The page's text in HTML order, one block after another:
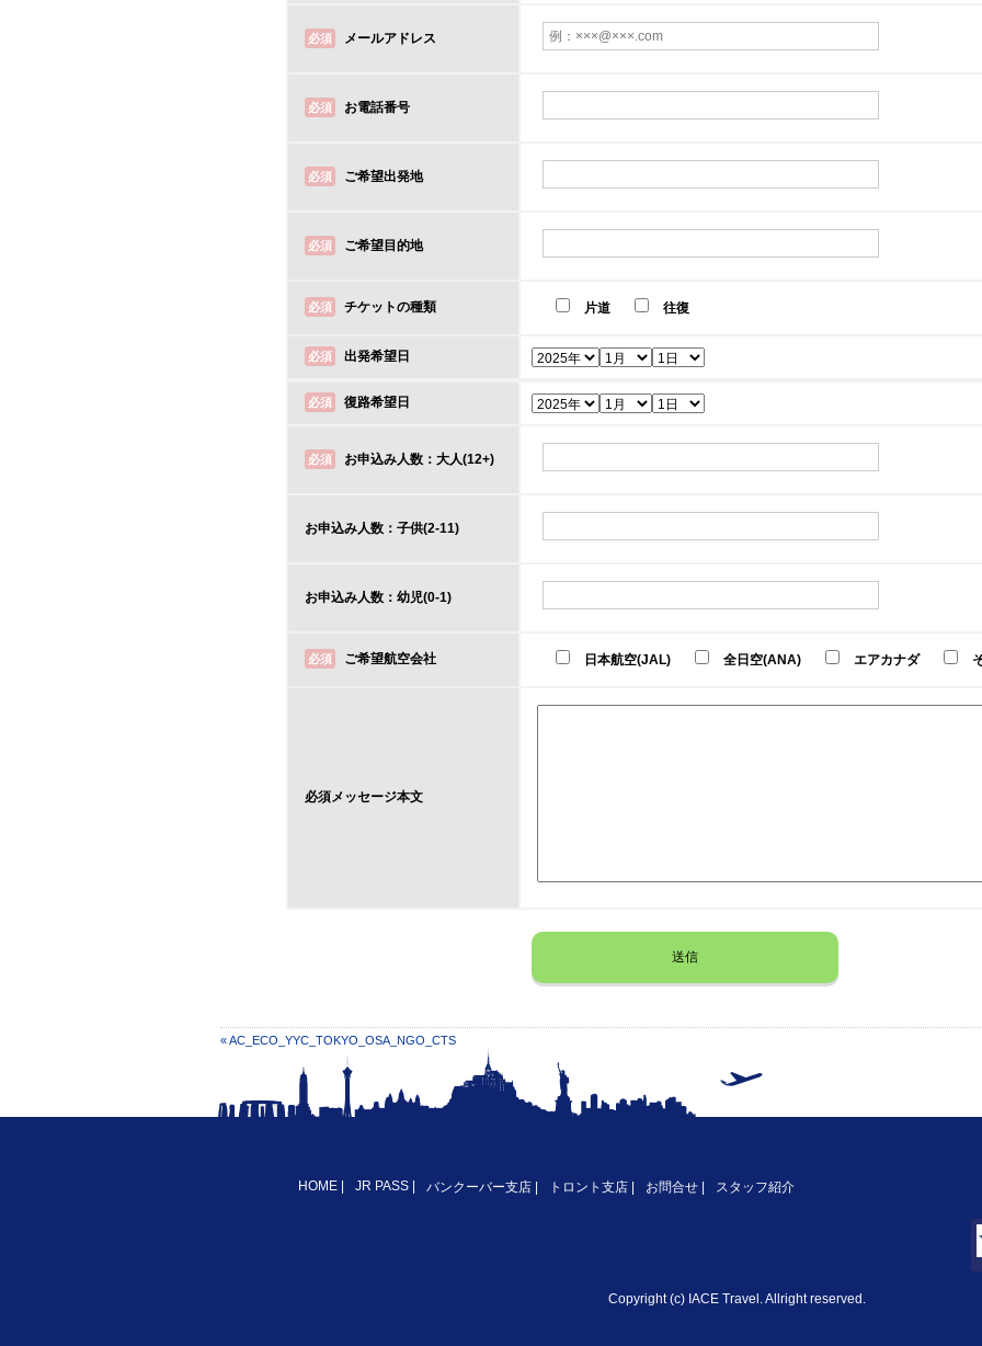
必須 メールアドレス
必須 お電話番号
必須 ご希望出発地
必須 ご希望目的地
必須 チケットの種類 片道 往復
必須 出発希望日
必須 復路希望日
必須 お申込み人数：大人(12+)
お申込み人数：子供(2-11)
お申込み人数：幼児(0-1)
必須 ご希望航空会社 日本航空(JAL) 全日空(ANA) エアカナダ
必須メッセージ本文
« AC_ECO_YYC_TOKYO_OSA_NGO_CTS
HOME JR PASS バンクーバー支店 トロント支店 お問合せ スタッフ紹介
Copyright (c) IACE Travel. Allright reserved.